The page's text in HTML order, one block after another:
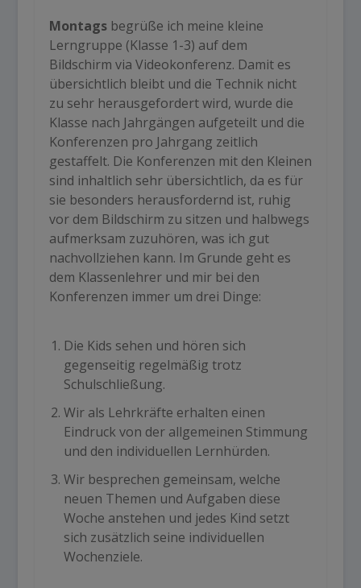
Montagsbegrüße ich meine kleine
Lerngruppe (Klasse 1-3) auf dem
Bildschirm via Videokonferenz. Damit es
übersichtlich bleibt und die Technik nicht
zu sehr herausgefordert wird, wurde die
Klasse nach Jahrgängen aufgeteilt und die
Konferenzen pro Jahrgang zeitlich
gestaffelt. Die Konferenzen mit den Kleinen
sind inhaltlich sehr übersichtlich, da es für
sie besonders herausfordernd ist, ruhig
vor dem Bildschirm zu sitzen und halbwegs
aufmerksam zuzuhören, was ich gut
nachvollziehen kann. Im Grunde geht es
dem Klassenlehrer und mir bei den
Konferenzen immer um drei Dinge:
Die Kids sehen und hören sich
gegenseitig regelmäßig trotz
Schulschließung.
Wir als Lehrkräfte erhalten einen
Eindruck von der allgemeinen Stimmung
und den individuellen Lernhürden.
Wir besprechen gemeinsam, welche
neuen Themen und Aufgaben diese
Woche anstehen und jedes Kind setzt
sich zusätzlich seine individuellen
Wochenziele.